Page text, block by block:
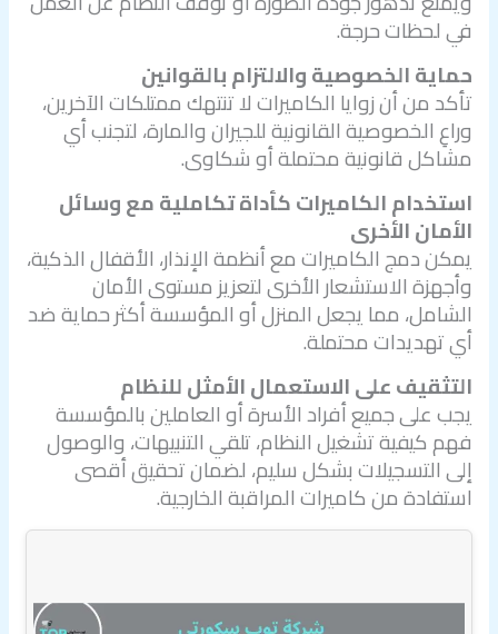
في لحظات حرجة.
حماية الخصوصية والالتزام بالقوانين
تأكد من أن زوايا الكاميرات لا تنتهك ممتلكات الآخرين،
وراعِ الخصوصية القانونية للجيران والمارة، لتجنب أي
مشاكل قانونية محتملة أو شكاوى.
استخدام الكاميرات كأداة تكاملية مع وسائل
الأمان الأخرى
يمكن دمج الكاميرات مع أنظمة الإنذار، الأقفال الذكية،
وأجهزة الاستشعار الأخرى لتعزيز مستوى الأمان
الشامل، مما يجعل المنزل أو المؤسسة أكثر حماية ضد
أي تهديدات محتملة.
التثقيف على الاستعمال الأمثل للنظام
يجب على جميع أفراد الأسرة أو العاملين بالمؤسسة
فهم كيفية تشغيل النظام، تلقي التنبيهات، والوصول
إلى التسجيلات بشكل سليم، لضمان تحقيق أقصى
استفادة من كاميرات المراقبة الخارجية.